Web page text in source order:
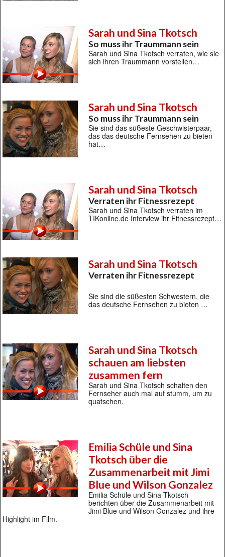
Sarah und Sina Tkotsch
So muss ihr Traummann sein
Sarah und Sina Tkotsch verraten, wie sie
sich ihren Traummann vorstellen…
Sarah und Sina Tkotsch
So muss ihr Traummann sein
Sie sind das süßeste Geschwisterpaar,
das das deutsche Fernsehen zu bieten
hat…
Sarah und Sina Tkotsch
Verraten ihr Fitnessrezept
Sarah und Sina Tkotsch verraten im
TIKonline.de Interview ihr Fitnessrezept…
Sarah und Sina Tkotsch
Verraten ihr Fitnessrezept
Sie sind die süßesten Schwestern, die
das deutsche Fernsehen zu bieten …
Sarah und Sina Tkotsch
schauen am liebsten
zusammen fern
Sarah und Sina Tkotsch schalten den
Fernseher auch mal auf stumm, um zu
quatschen.
Emilia Schüle und Sina
Tkotsch über die
Zusammenarbeit mit Jimi
Blue und Wilson Gonzalez
Emilia Schüle und Sina Tkotsch
berichten über die Zusammenarbeit mit
Jimi Blue und Wilson Gonzalez und ihre
Highlight im Film.